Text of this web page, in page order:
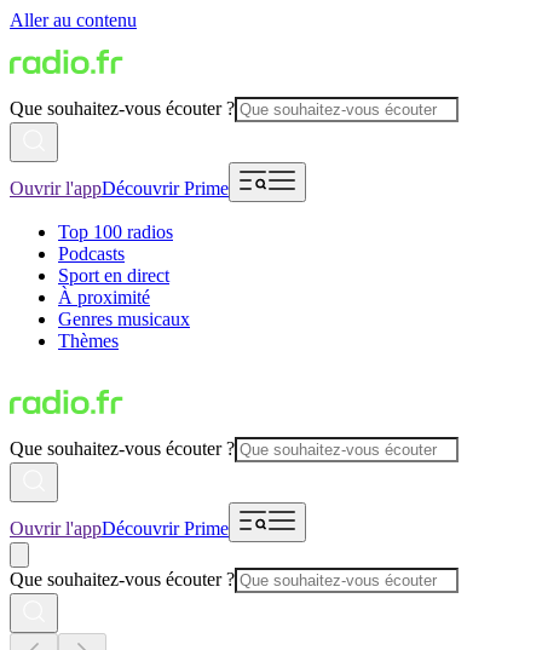
Aller au contenu
Que souhaitez-vous écouter ?
Ouvrir l'appDécouvrir Prime
Top 100 radios
Podcasts
Sport en direct
À proximité
Genres musicaux
Thèmes
Que souhaitez-vous écouter ?
Ouvrir l'appDécouvrir Prime
Que souhaitez-vous écouter ?